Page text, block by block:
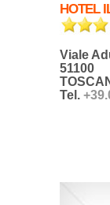
HOTEL
Viale
51100
Tel.